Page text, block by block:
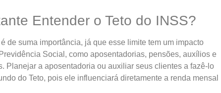
Entender o Teto do INSS?
de suma importância, já que esse limite tem um impacto
Social, como aposentadorias, pensões, auxílios e
Planejar a aposentadoria ou auxiliar seus clientes a fazê-lo
do Teto, pois ele influenciará diretamente a renda mensal